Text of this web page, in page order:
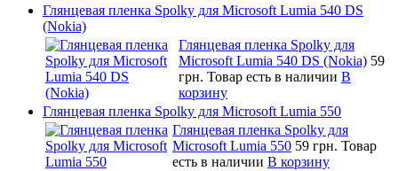
Глянцевая пленка Spolky для Microsoft Lumia 540 DS
(Nokia)
Глянцевая пленка Spolky для
Microsoft Lumia 540 DS (Nokia) 59
грн. Товар есть в наличии В
корзину
Глянцевая пленка Spolky для Microsoft Lumia 550
Глянцевая пленка Spolky для
Microsoft Lumia 550 59 грн. Товар
есть в наличии В корзину